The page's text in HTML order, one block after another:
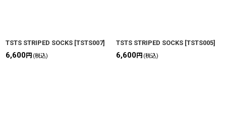
TSTS STRIPED SOCKS [TSTS007]
6,600円 (税込)
TSTS STRIPED SOCKS [TSTS005]
6,600円 (税込)